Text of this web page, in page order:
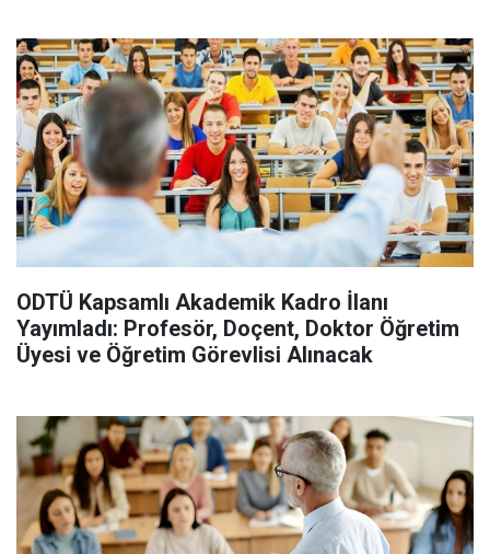
ODTÜ Kapsamlı Akademik Kadro İlanı
Yayımladı: Profesör, Doçent, Doktor Öğretim
Üyesi ve Öğretim Görevlisi Alınacak